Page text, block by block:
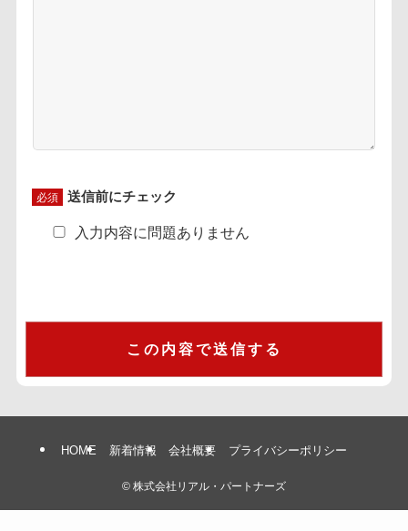
必須 送信前にチェック
入力内容に問題ありません
HOME 新着情報 会社概要 プライバシーポリシー
© 株式会社リアル・パートナーズ